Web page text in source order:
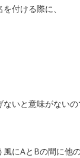
付ける際に、
と意味がないの
とBの間に他の